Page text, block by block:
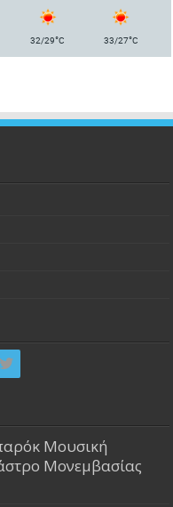
32/29°C 33/27°C
Μουσική
Μονεμβασίας